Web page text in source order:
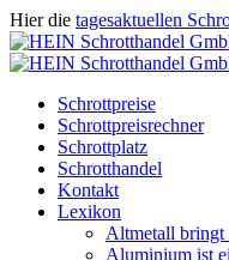
Zum
Inhalt
springen
Hier die tagesaktuellen
Facebook
Instagram
WhatsApp
Twitter
E-
Mail
Schrottpreise
Schrottpreisrechner
Schrottplatz
Schrotthandel
Kontakt
Lexikon
Altmetall bringt
Aluminium ist